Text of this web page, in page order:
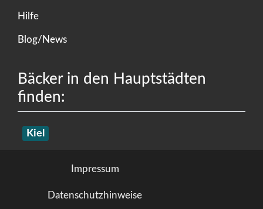
Hilfe
Blog/News
Bäcker in den Hauptstädten
finden:
Kiel
Impressum
Datenschutzhinweise